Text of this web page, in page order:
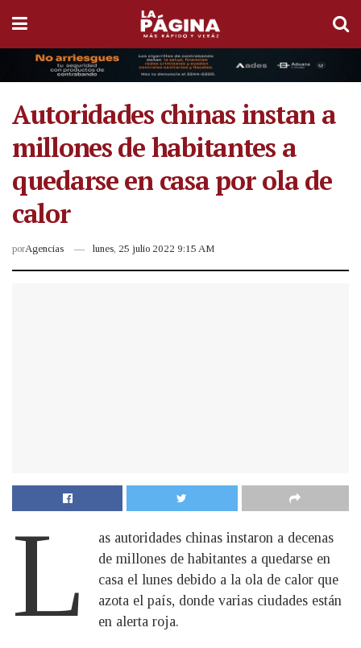
Autoridades chinas instan a
millones de habitantes a
quedarse en casa por ola de
calor
porAgencias lunes, 25 julio 2022 9:15 AM
L
as autoridades chinas instaron a decenas
de millones de habitantes a quedarse en
casa el lunes debido a la ola de calor que
azota el país, donde varias ciudades están
en alerta roja.